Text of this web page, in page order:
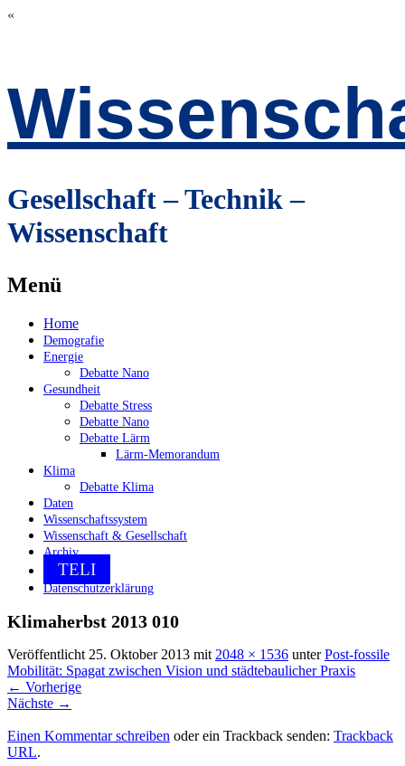
«
Gesellschaft – Technik –
Wissenschaft
Menü
Zum
Inhalt
springen
Home
Demografie
Energie
Debatte Nano
Gesundheit
Debatte Stress
Debatte Nano
Debatte Lärm
Lärm-Memorandum
Klima
Debatte Klima
Daten
Wissenschaftssystem
Wissenschaft & Gesellschaft
Archiv
TELI
Datenschutzerklärung
Klimaherbst 2013 010
Veröffentlicht 25. Oktober 2013 mit 2048 × 1536 unterPost-fossile
Mobilität: Spagat zwischen Vision und städtebaulicher Praxis
← Vorherige
Nächste →
Einen Kommentar schreiben oder ein Trackback senden: Trackback
URL.